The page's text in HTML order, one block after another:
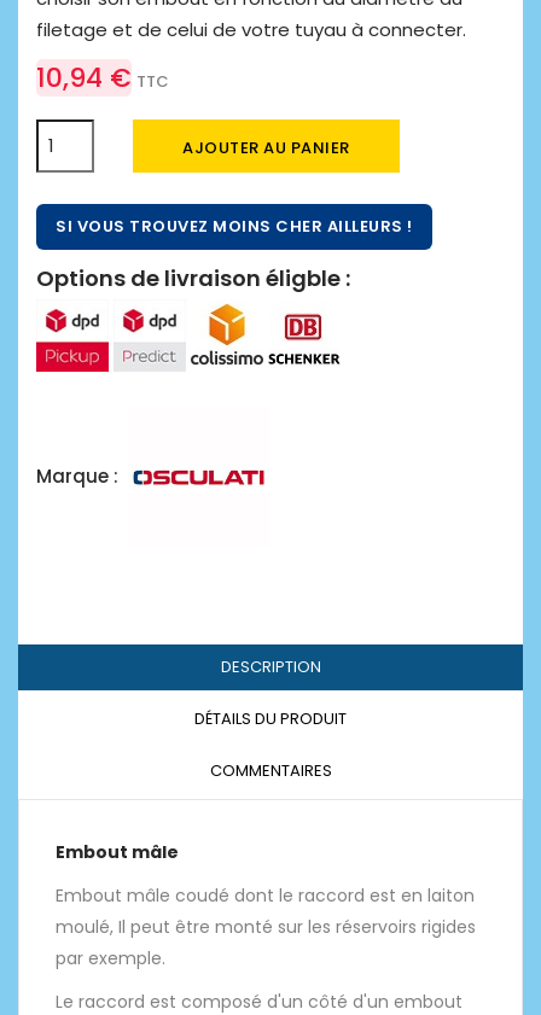
filetage et de celui de votre tuyau à connecter.
10,94 € TTC
AJOUTER AU PANIER
SI VOUS TROUVEZ MOINS CHER AILLEURS !
Options de livraison éligble :
Marque :
DESCRIPTION
DÉTAILS DU PRODUIT
COMMENTAIRES
Embout mâle
Embout mâle coudé dont le raccord est en laiton
moulé, Il peut être monté sur les réservoirs rigides
par exemple.
Le raccord est composé d'un côté d'un embout